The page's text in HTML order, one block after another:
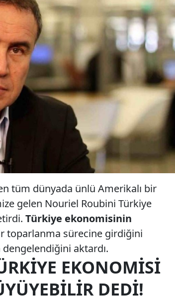
tüm dünyada ünlü Amerikalı bir
gelen Nouriel Roubini Türkiye
Türkiye ekonomisinin
toparlanma sürecine girdiğini
aktardı.
EKONOMISI
DEDI!